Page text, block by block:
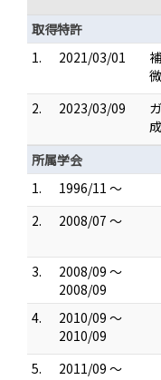
取得特許
1.
2021/03/01
2.
2023/03/09
所属学会
1.
1996/11 ～
2.
2008/07 ～
3.
2008/09 ～
2008/09
4.
2010/09 ～
2010/09
5.
2011/09 ～